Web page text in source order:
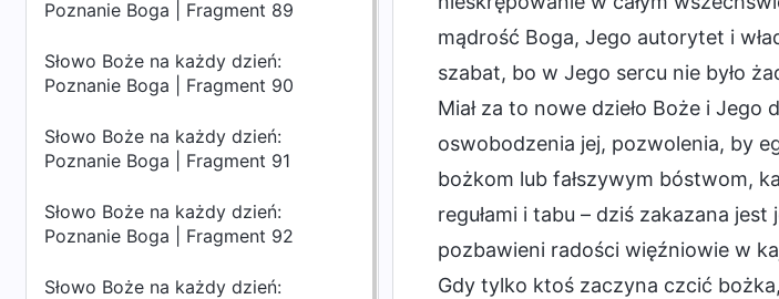
Poznanie Boga | Fragment 89
Słowo Boże na każdy dzień:
Poznanie Boga | Fragment 90
Słowo Boże na każdy dzień:
Poznanie Boga | Fragment 91
Słowo Boże na każdy dzień:
Poznanie Boga | Fragment 92
Słowo Boże na każdy dzień:
mądrość Boga, Jego autorytet i
szabat, bo w Jego sercu nie było
Miał za to nowe dzieło Boże i
oswobodzenia jej, pozwolenia, by
bożkom lub fałszywym bóstwom,
regułami i tabu – dziś zakazana
pozbawieni radości więźniowie w
Gdy tylko ktoś zaczyna czcić